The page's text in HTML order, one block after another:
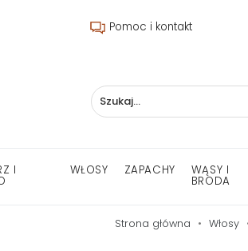
Pomoc i kontakt
I WŁOSY ZAPACHY WĄSY I
BRODA
Strona główna Włosy